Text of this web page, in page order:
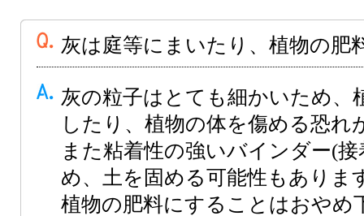
灰は庭等にまいたり、植物の肥
灰の粒子はとても細かいため、
したり、植物の体を傷める恐れ
また粘着性の強いバインダー(
め、土を固める可能性もありま
植物の肥料にすることはおやめ